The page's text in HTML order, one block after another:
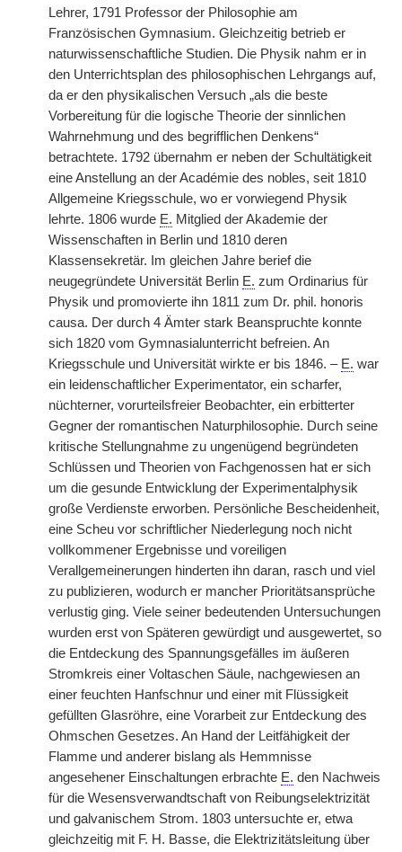
Lehrer, 1791 Professor der Philosophie am
Französischen Gymnasium. Gleichzeitig betrieb er
naturwissenschaftliche Studien. Die Physik nahm er in
den Unterrichtsplan des philosophischen Lehrgangs auf,
da er den physikalischen Versuch „als die beste
Vorbereitung für die logische Theorie der sinnlichen
Wahrnehmung und des begrifflichen Denkens“
betrachtete. 1792 übernahm er neben der Schultätigkeit
eine Anstellung an der Académie des nobles, seit 1810
Allgemeine Kriegsschule, wo er vorwiegend Physik
lehrte. 1806 wurde E. Mitglied der Akademie der
Wissenschaften in Berlin und 1810 deren
Klassensekretär. Im gleichen Jahre berief die
neugegründete Universität Berlin E. zum Ordinarius für
Physik und promovierte ihn 1811 zum Dr. phil. honoris
causa. Der durch 4 Ämter stark Beanspruchte konnte
sich 1820 vom Gymnasialunterricht befreien. An
Kriegsschule und Universität wirkte er bis 1846. – E. war
ein leidenschaftlicher Experimentator, ein scharfer,
nüchterner, vorurteilsfreier Beobachter, ein erbitterter
Gegner der romantischen Naturphilosophie. Durch seine
kritische Stellungnahme zu ungenügend begründeten
Schlüssen und Theorien von Fachgenossen hat er sich
um die gesunde Entwicklung der Experimentalphysik
große Verdienste erworben. Persönliche Bescheidenheit,
eine Scheu vor schriftlicher Niederlegung noch nicht
vollkommener Ergebnisse und voreiligen
Verallgemeinerungen hinderten ihn daran, rasch und viel
zu publizieren, wodurch er mancher Prioritätsansprüche
verlustig ging. Viele seiner bedeutenden Untersuchungen
wurden erst von Späteren gewürdigt und ausgewertet, so
die Entdeckung des Spannungsgefälles im äußeren
Stromkreis einer Voltaschen Säule, nachgewiesen an
einer feuchten Hanfschnur und einer mit Flüssigkeit
gefüllten Glasröhre, eine Vorarbeit zur Entdeckung des
Ohmschen Gesetzes. An Hand der Leitfähigkeit der
Flamme und anderer bislang als Hemmnisse
angesehener Einschaltungen erbrachte E. den Nachweis
für die Wesensverwandtschaft von Reibungselektrizität
und galvanischem Strom. 1803 untersuchte er, etwa
gleichzeitig mit F. H. Basse, die Elektrizitätsleitung über